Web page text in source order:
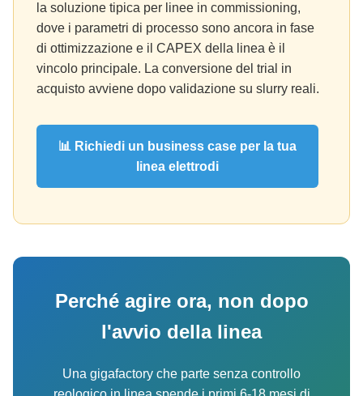
la soluzione tipica per linee in commissioning,
dove i parametri di processo sono ancora in fase
di ottimizzazione e il CAPEX della linea è il
vincolo principale. La conversione del trial in
acquisto avviene dopo validazione su slurry reali.
📊 Richiedi un business case per la tua
linea elettrodi
Perché agire ora, non dopo
l'avvio della linea
Una gigafactory che parte senza controllo